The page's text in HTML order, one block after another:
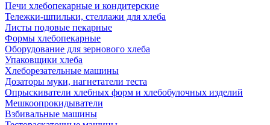
Печи хлебопекарные и кондитерские
Тележки-шпильки, стеллажи для хлеба
Листы подовые пекарные
Формы хлебопекарные
Оборудование для зернового хлеба
Упаковщики хлеба
Хлеборезательные машины
Дозаторы муки, нагнетатели теста
Опрыскиватели хлебных форм и хлебобулочных изделий
Мешкоопрокидыватели
Взбивальные машины